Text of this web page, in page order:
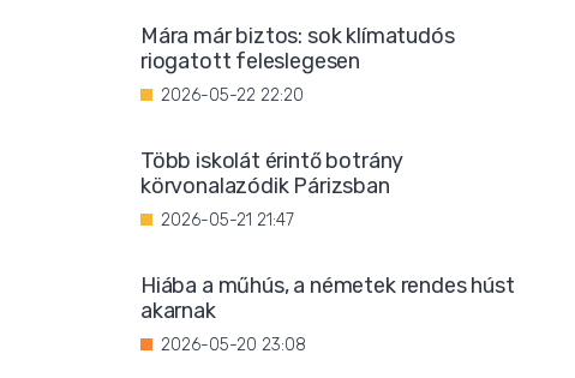
Mára már biztos: sok klímatudós
riogatott feleslegesen
2026-05-22 22:20
Több iskolát érintő botrány
körvonalazódik Párizsban
2026-05-21 21:47
Hiába a műhús, a németek rendes húst
akarnak
2026-05-20 23:08